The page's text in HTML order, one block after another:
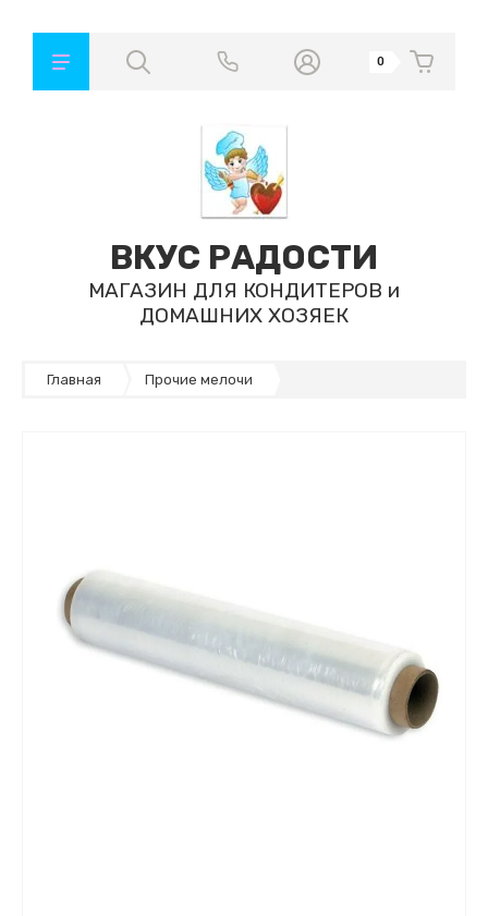
ВКУС РАДОСТИ
МАГАЗИН ДЛЯ КОНДИТЕРОВ и
ДОМАШНИХ ХОЗЯЕК
0
Главная Прочие мелочи